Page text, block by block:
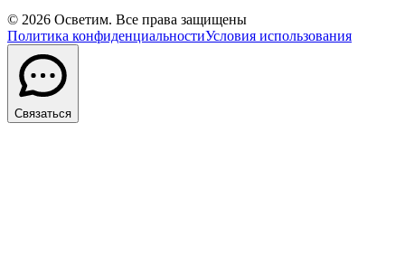
© 2026 Осветим. Все права защищены
Политика конфиденциальностиУсловия использования
Связаться